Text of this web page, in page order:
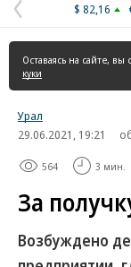
Предыдущая
страница
$ 82,16
Оставаясь на сайте, вы
куки
Урал
29.06.2021, 19:21
564 3 мин.
За
Возбуждено